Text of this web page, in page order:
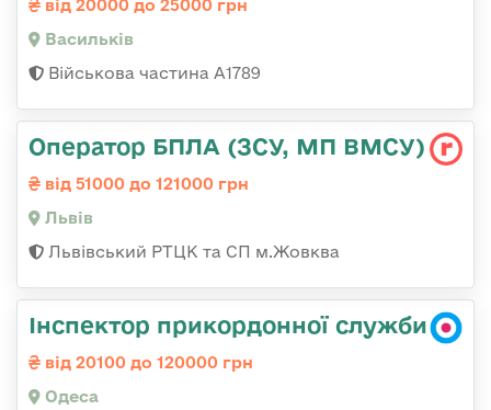
від 20000 до 25000 грн
Васильків
Військова частина А1789
Оператор БПЛА (ЗСУ, МП ВМСУ)
від 51000 до 121000 грн
Львів
Львівський РТЦК та СП м.Жовква
Інспектор прикордонної служби
від 20100 до 120000 грн
Одеса